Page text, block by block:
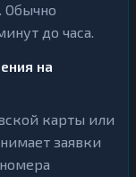
Обычно
до часа.
на
карты или
заявки